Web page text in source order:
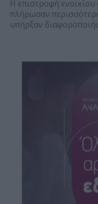
Η επιστροφή
πλήρωσαν
υπήρξαν